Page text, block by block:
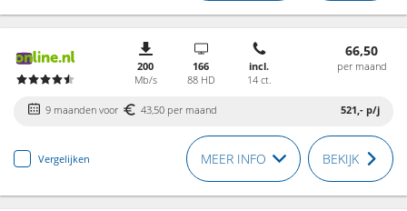
200
Mb/s
166
88 HD
incl.
14 ct.
66,50
per maand
9 maanden voor 43,50 per maand 521,- p/j
Vergelijken MEER INFO BEKIJK